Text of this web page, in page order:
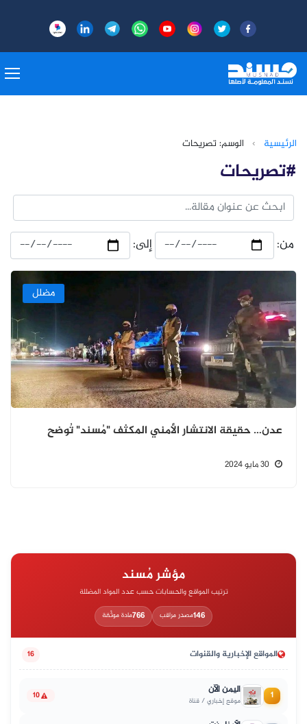
الرئيسية › الوسم: تصريحات
#تصريحات
من: إلى:
مضلل
عدن… حقيقة الانتشار الأمني المكثف "مُسند" تُوضح
مؤشر مُسند
ترتيب المواقع والحسابات حسب عدد المواد المضللة
146مصدر مراقب 766مادة موثّقة
المواقع الإخبارية والقنوات 16
1 اليمن الآن
موقع إخباري / قناة 10